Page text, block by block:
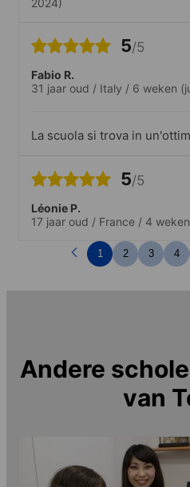
5/5
Fabio R.
31 jaar oud / Italy / 6 weken
La scuola si trova in
Studiare al Kudan è stato
ma riprendendo quanto
volta in volta a casa è
ottenere un ottimo livello
concluso il corso. I docenti
sempre quanto fatto la
5/5
Léonie P.
17 jaar oud / France / 4 weken
1 2 3 4
Andere
van